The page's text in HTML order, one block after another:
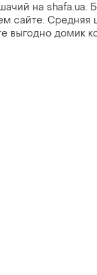
на shafa.ua.
сайте. Средняя
выгодно домик